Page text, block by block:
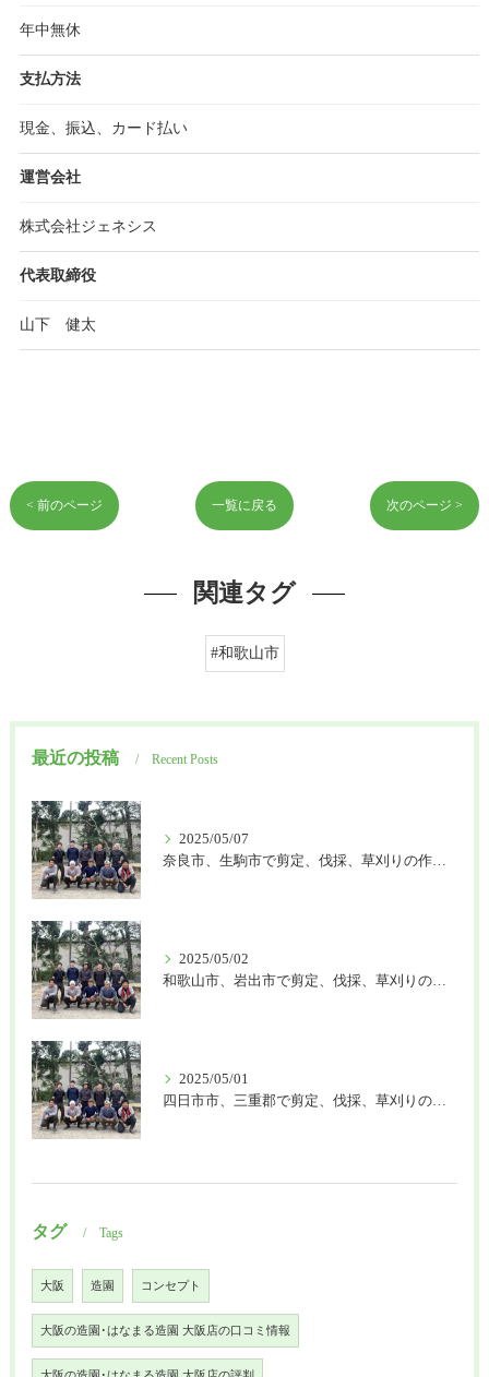
年中無休
支払方法
現金、振込、カード払い
運営会社
株式会社ジェネシス
代表取締役
山下 健太
< 前のページ 一覧に戻る 次のページ >
関連タグ
#和歌山市
最近の投稿 Recent Posts
2025/05/07
奈良市、生駒市で剪定、伐採、草刈りの作業を頼むなら はなまる造園
2025/05/02
和歌山市、岩出市で剪定、伐採、草刈りの作業を頼むなら はなまる造園
2025/05/01
四日市市、三重郡で剪定、伐採、草刈りの作業を頼むなら はなまる造園
タグ Tags
大阪 造園 コンセプト
大阪の造園･はなまる造園 大阪店の口コミ情報